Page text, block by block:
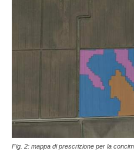
Fig. 2: mappa di prescrizione per la